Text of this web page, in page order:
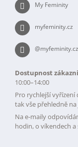
My Feminity
myfeminity.cz
@myfeminity.cz
Dostupnost
10:00–14:00
Pro rychlejší
tak vše přehledně
Na e-maily
hodin, o víkendech